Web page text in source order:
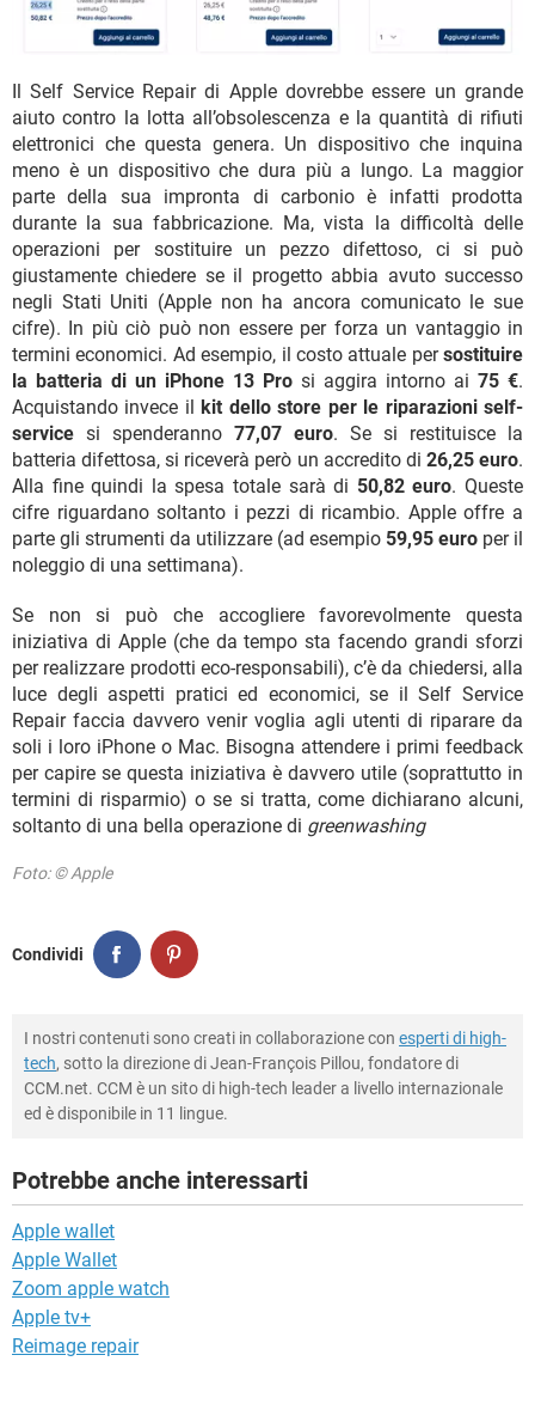
Il Self Service Repair di Apple dovrebbe essere un grande
aiuto contro la lotta all’obsolescenza e la quantità di rifiuti
elettronici che questa genera. Un dispositivo che inquina
meno è un dispositivo che dura più a lungo. La maggior
parte della sua impronta di carbonio è infatti prodotta
durante la sua fabbricazione. Ma, vista la difficoltà delle
operazioni per sostituire un pezzo difettoso, ci si può
giustamente chiedere se il progetto abbia avuto successo
negli Stati Uniti (Apple non ha ancora comunicato le sue
cifre). In più ciò può non essere per forza un vantaggio in
termini economici. Ad esempio, il costo attuale persostituire
la batteria di un iPhone 13 Pro si aggira intorno ai 75 €.
Acquistando invece ilkit dello store per le riparazioni self-
service si spenderanno 77,07 euro. Se si restituisce la
batteria difettosa, si riceverà però un accredito di 26,25 euro.
Alla fine quindi la spesa totale sarà di 50,82 euro. Queste
cifre riguardano soltanto i pezzi di ricambio. Apple offre a
parte gli strumenti da utilizzare (ad esempio 59,95 euro per il
noleggio di una settimana).
Se non si può che accogliere favorevolmente questa
iniziativa di Apple (che da tempo sta facendo grandi sforzi
per realizzare prodotti eco-responsabili), c’è da chiedersi, alla
luce degli aspetti pratici ed economici, se il Self Service
Repair faccia davvero venir voglia agli utenti di riparare da
soli i loro iPhone o Mac. Bisogna attendere i primi feedback
per capire se questa iniziativa è davvero utile (soprattutto in
termini di risparmio) o se si tratta, come dichiarano alcuni,
soltanto di una bella operazione di greenwashing
Foto: © Apple
Condividi
I nostri contenuti sono creati in collaborazione con esperti di high-
tech, sotto la direzione di Jean-François Pillou, fondatore di
CCM.net. CCM è un sito di high-tech leader a livello internazionale
ed è disponibile in 11 lingue.
Potrebbe anche interessarti
Apple wallet
Apple Wallet
Zoom apple watch
Apple tv+
Reimage repair